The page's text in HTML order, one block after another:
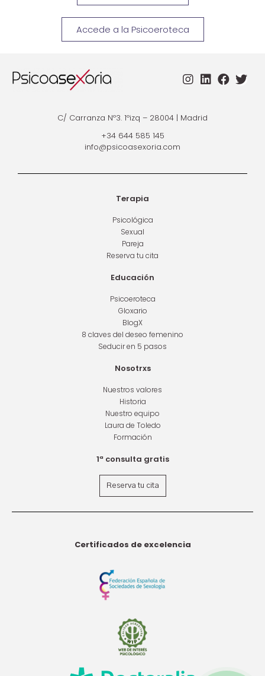
Accede a la Psicoeroteca
C/ Carranza Nº3. 1ºizq – 28004 | Madrid
+34 644 585 145
info@psicoasexoria.com
Terapia
Psicológica
Sexual
Pareja
Reserva tu cita
Educación
Psicoeroteca
Gloxario
BlogX
8 claves del deseo femenino
Seducir en 5 pasos
Nosotrxs
Nuestros valores
Historia
Nuestro equipo
Laura de Toledo
Formación
1ª consulta gratis
Reserva tu cita
Certificados de excelencia